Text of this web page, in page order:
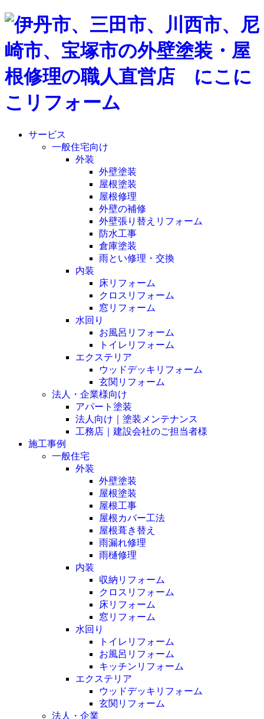
サービス
一般住宅向け
外装
外壁塗装
屋根塗装
屋根修理
外壁の補修
外壁張り替えリフォーム
防水工事
倉庫塗装
雨とい修理・交換
内装
床リフォーム
クロスリフォーム
窓リフォーム
水回り
お風呂リフォーム
トイレリフォーム
エクステリア
ウッドデッキリフォーム
玄関リフォーム
法人・企業様向け
アパート塗装
法人向け｜塗装メンテナンス
工務店｜建設会社のご担当者様
施工事例
一般住宅
外装
外壁塗装
屋根塗装
屋根工事
屋根カバー工法
屋根葺き替え
雨漏れ修理
雨樋修理
内装
収納リフォーム
クロスリフォーム
床リフォーム
窓リフォーム
水回り
トイレリフォーム
お風呂リフォーム
キッチンリフォーム
エクステリア
ウッドデッキリフォーム
玄関リフォーム
法人・企業